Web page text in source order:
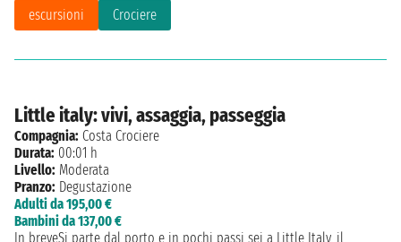
escursioni
Crociere
Little italy: vivi, assaggia, passeggia
Compagnia: Costa Crociere
Durata: 00:01 h
Livello: Moderata
Pranzo: Degustazione
Adulti da 195,00 €
Bambini da 137,00 €
In breveSi parte dal porto e in pochi passi sei a Little Italy, il